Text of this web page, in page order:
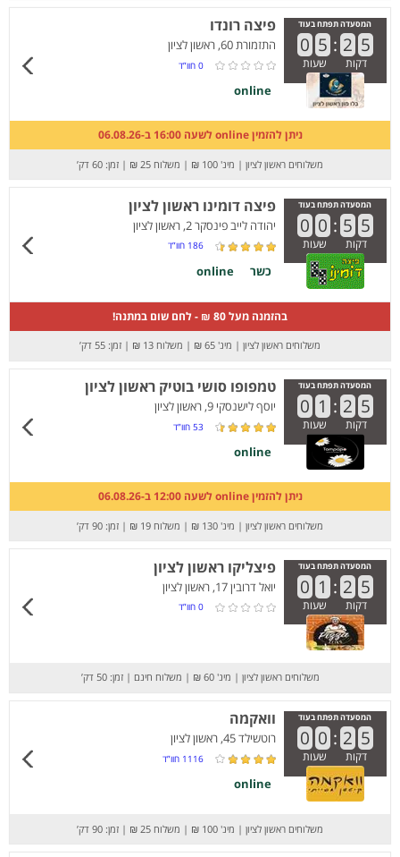
המסעדה תפתח בעוד
0 5 : 2 5
דקות שעות
פיצה רונדו
התזמורת 60, ראשון לציון
0 חוו”ד
online
ניתן להזמין online לשעה 16:00 ב-06.08.26
משלוחים ראשון לציון | מינ' 100 ₪ | משלוח 25 ₪ | זמן: 60 דק’
המסעדה תפתח בעוד
0 0 : 5 5
דקות שעות
פיצה דומינו ראשון לציון
יהודה לייב פינסקר 2, ראשון לציון
186 חוו”ד
כשר online
בהזמנה מעל 80 ₪ - לחם שום במתנה!
משלוחים ראשון לציון | מינ' 65 ₪ | משלוח 13 ₪ | זמן: 55 דק’
המסעדה תפתח בעוד
0 1 : 2 5
דקות שעות
טמפופו סושי בוטיק ראשון לציון
יוסף לישנסקי 9, ראשון לציון
53 חוו”ד
online
ניתן להזמין online לשעה 12:00 ב-06.08.26
משלוחים ראשון לציון | מינ' 130 ₪ | משלוח 19 ₪ | זמן: 90 דק’
המסעדה תפתח בעוד
0 1 : 2 5
דקות שעות
פיצליקו ראשון לציון
יואל דרובין 17, ראשון לציון
0 חוו”ד
משלוחים ראשון לציון | מינ' 60 ₪ | משלוח חינם | זמן: 50 דק’
המסעדה תפתח בעוד
0 0 : 2 5
דקות שעות
וואקמה
רוטשילד 45, ראשון לציון
1116 חוו”ד
online
משלוחים ראשון לציון | מינ' 100 ₪ | משלוח 25 ₪ | זמן: 90 דק’